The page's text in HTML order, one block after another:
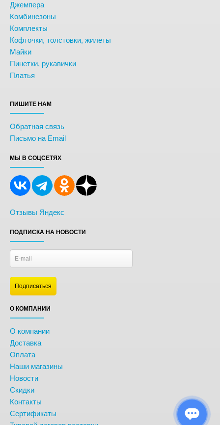
Джемпера
Комбинезоны
Комплекты
Кофточки, толстовки, жилеты
Майки
Пинетки, рукавички
Платья
ПИШИТЕ НАМ
Обратная связь
Письмо на Email
МЫ В СОЦСЕТЯХ
Отзывы Яндекс
ПОДПИСКА НА НОВОСТИ
О КОМПАНИИ
О компании
Доставка
Оплата
Наши магазины
Новости
Скидки
Контакты
Сертификаты